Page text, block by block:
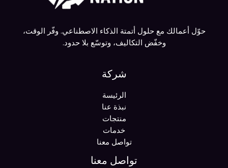
حوّل أعمالك مع حلول أتمتة الذكاء الاصطناعي. وفّر الوقت،
وخفّض التكاليف، وتوسّع بلا حدود.
شركة
الرئيسة
نبذة عنا
منتجات
خدمات
تواصل معنا
تواصل معنا